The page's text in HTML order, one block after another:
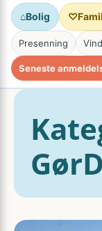
⌂Bolig ♡
Presenning
Seneste